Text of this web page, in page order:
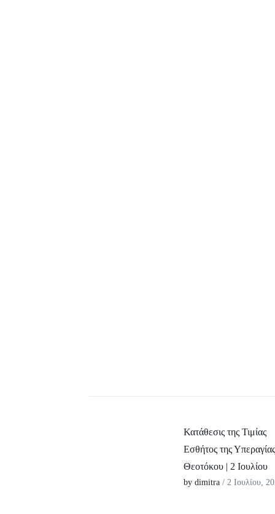
Κατάθεσις της Τιμίας
Εσθήτος της Υπεραγίας
Θεοτόκου | 2 Ιουλίου
by dimitra / 2 Ιουλίου,